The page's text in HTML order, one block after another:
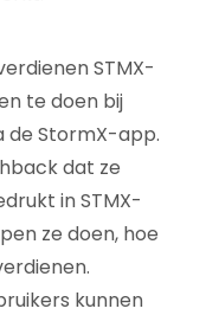
STMX-
te doen bij
de StormX-app.
dat ze
in STMX-
ze doen, hoe
kunnen